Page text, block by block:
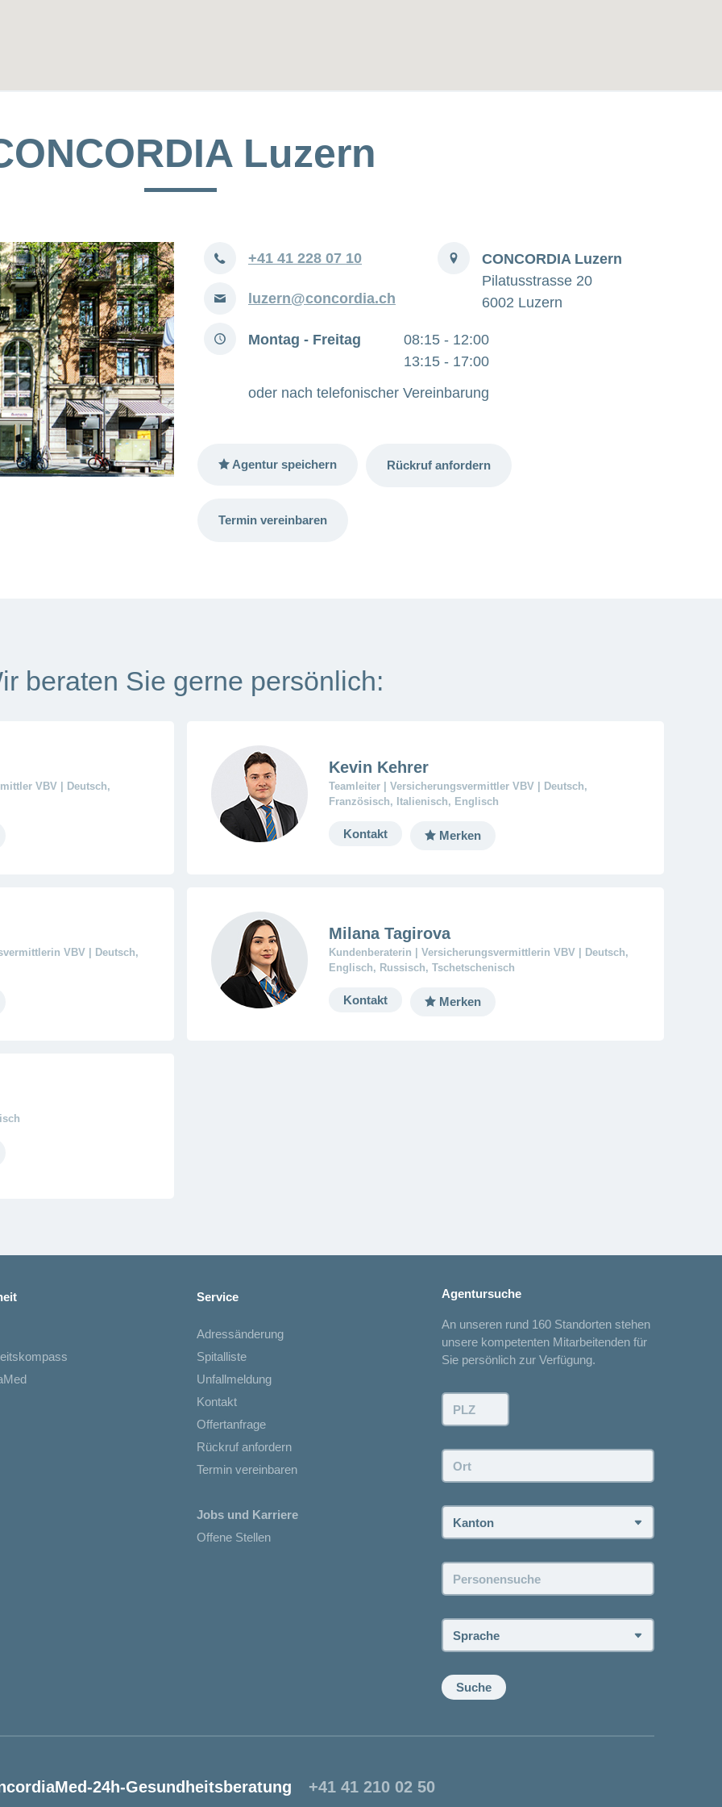
Luzern
Telefon +41 41 228 07 10
E-
luzern@concordia.ch
AdresseCONCORDIA Luzern
Pilatusstrasse 20
6002 Luzern
Öffnungszeiten
Montag - Freitag
08:15 - 12:00
13:15 - 17:00
oder nach telefonischer Vereinbarung
Agentur speichern Rückruf anfordern
Termin vereinbaren
beraten Sie gerne persönlich:
VBV | Deutsch,
Kevin Kehrer
Teamleiter | Versicherungsvermittler VBV | Deutsch,
Französisch, Italienisch, Englisch
Kontakt Merken
VBV | Deutsch,
Milana Tagirova
Kundenberaterin | Versicherungsvermittlerin VBV | Deutsch,
Englisch, Russisch, Tschetschenisch
Kontakt Merken
Service
Adressänderung
Spitalliste
Unfallmeldung
Kontakt
Offertanfrage
Rückruf anfordern
Termin vereinbaren
Jobs und Karriere
Offene Stellen
Agentursuche
An unseren rund 160 Standorten stehen
unsere kompetenten Mitarbeitenden für
Sie persönlich zur Verfügung.
PLZ:
Ort:
Kanton:
Personensuche:
Sprache:
Suche
24h-Gesundheitsberatung +41 41 210 02 50